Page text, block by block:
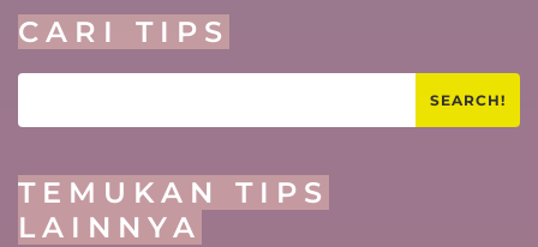
CARI TIPS
SEARCH!
TEMUKAN TIPS
LAINNYA